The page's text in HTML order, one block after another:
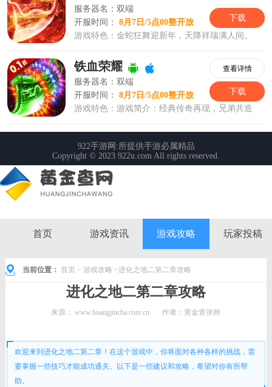
首页 游戏资讯 游戏攻略 玩家投稿
当前位置： 首页 > 游戏攻略 >进化之地二第二章攻略
进化之地二第二章攻略
来源：www.huangjincha.com.cn 作者：黄金查张帅
欢迎来到进化之地二第二章！在这个游戏中，你将面对各种各样的挑战，需
要掌握一些技巧才能成功通关。以下是一些建议和攻略，希望对你有所帮
助。